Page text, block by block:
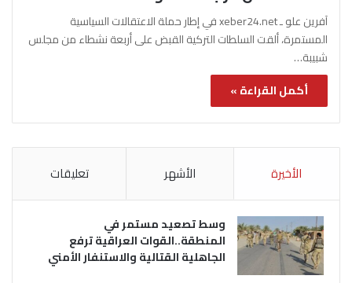
آفرين علو ـ xeber24.net في إطار حملة الاعتقالات السياسية
المستمرة، ألقت السلطات التركية القبض على أربعة نشطاء من مجلس
شبيبة…
أكمل القراءة »
الأخيرة الأشهر تعليقات
وسط تصعيد مستمر في
المنطقة..القوات العراقية ترفع
الجاهلية القتالية والاستنفار الأمني